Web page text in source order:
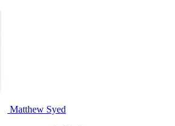
Matthew Syed